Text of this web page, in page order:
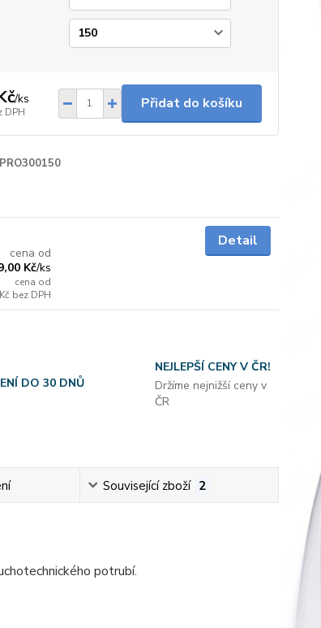
/ks
DPH
Přidat do košíku
PRO300150
cena od
Kč/ks
cena od
bez DPH
Detail
DO 30 DNŮ
NEJLEPŠÍ CENY V ČR!
Držíme nejnižší ceny v
ČR
Související zboží 2
potrubí.